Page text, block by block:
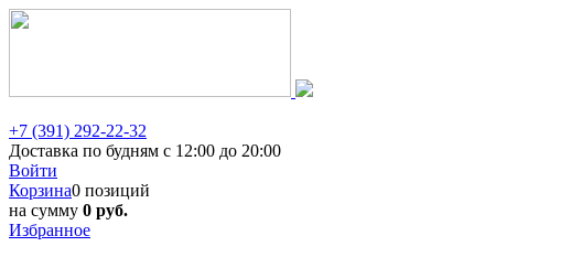
+7 (391) 292-22-32
Доставка по будням с 12:00 до 20:00
Войти
Корзина0 позиций
на сумму 0 руб.
Избранное